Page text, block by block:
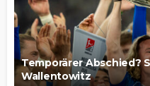
Temporärer Abschied?
Wallentowitz